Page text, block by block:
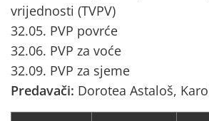
vrijednosti (TVPV)
32.05. PVP povrće
32.06. PVP za voće
32.09. PVP za sjeme
Predavači: Dorotea Astaloš,